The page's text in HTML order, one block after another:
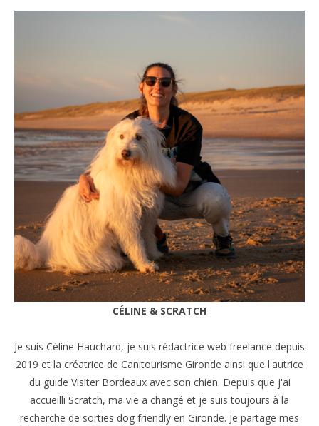
CÉLINE & SCRATCH
Je suis Céline Hauchard, je suis rédactrice web freelance depuis
2019 et la créatrice de Canitourisme Gironde ainsi que l'autrice
du guide Visiter Bordeaux avec son chien. Depuis que j'ai
accueilli Scratch, ma vie a changé et je suis toujours à la
recherche de sorties dog friendly en Gironde. Je partage mes